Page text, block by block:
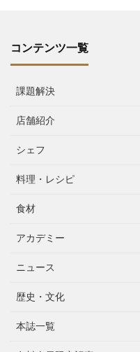
コンテンツ一覧
課題解決
店舗紹介
シェフ
料理・レシピ
食材
アカデミー
ニュース
歴史・文化
本誌一覧